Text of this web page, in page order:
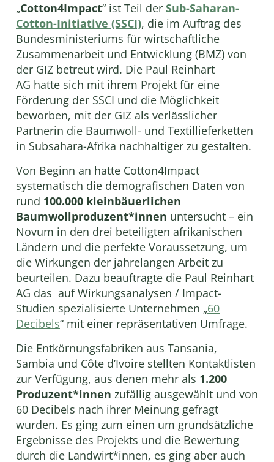
„Cotton4Impact“ ist Teil der Sub-Saharan-
Cotton-Initiative (SSCI), die im Auftrag des
Bundesministeriums für wirtschaftliche
Zusammenarbeit und Entwicklung (BMZ) von
der GIZ betreut wird. Die Paul Reinhart
AG hatte sich mit ihrem Projekt für eine
Förderung der SSCI und die Möglichkeit
beworben, mit der GIZ als verlässlicher
Partnerin die Baumwoll- und Textillieferketten
in Subsahara-Afrika nachhaltiger zu gestalten.
Von Beginn an hatte Cotton4Impact
systematisch die demografischen Daten von
rund 100.000 kleinbäuerlichen
Baumwollproduzent*innen untersucht – ein
Novum in den drei beteiligten afrikanischen
Ländern und die perfekte Voraussetzung, um
die Wirkungen der jahrelangen Arbeit zu
beurteilen. Dazu beauftragte die Paul Reinhart
AG das auf Wirkungsanalysen / Impact-
Studien spezialisierte Unternehmen „60
Decibels“ mit einer repräsentativen Umfrage.
Die Entkörnungsfabriken aus Tansania,
Sambia und Côte d’Ivoire stellten Kontaktlisten
zur Verfügung, aus denen mehr als 1.200
Produzent*innen zufällig ausgewählt und von
60 Decibels nach ihrer Meinung gefragt
wurden. Es ging zum einen um grundsätzliche
Ergebnisse des Projekts und die Bewertung
durch die Landwirt*innen, es ging aber auch